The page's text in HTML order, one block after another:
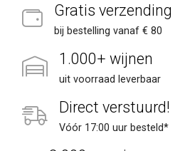
Gratis verzending
bij bestelling vanaf € 80
1.000+ wijnen
uit voorraad leverbaar
Direct verstuurd!
Vóór 17:00 uur besteld*